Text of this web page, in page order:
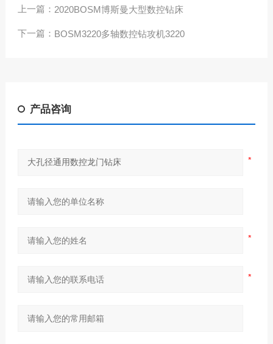
上一篇： 2020BOSM博斯曼大型数控钻床
下一篇： BOSM3220多轴数控钻攻机3220
产品咨询